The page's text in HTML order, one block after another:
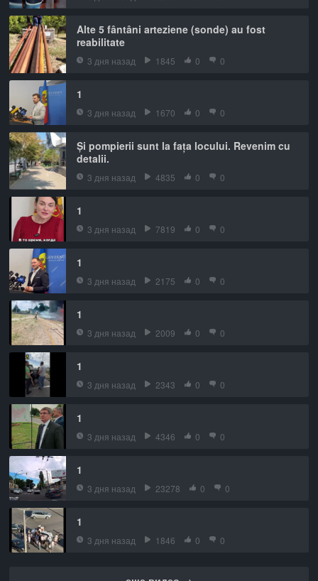
Alte 5 fântâni arteziene (sonde) au fost
reabilitate
3 дня назад 1845 0 0
1
3 дня назад 1670 0 0
Și pompierii sunt la fața locului. Revenim cu
detalii.
3 дня назад 4835 0 0
1
3 дня назад 7819 0 0
1
3 дня назад 2175 0 0
1
3 дня назад 2009 0 0
1
3 дня назад 2343 0 0
1
3 дня назад 4346 0 0
1
3 дня назад 23278 0 0
1
3 дня назад 1846 0 0